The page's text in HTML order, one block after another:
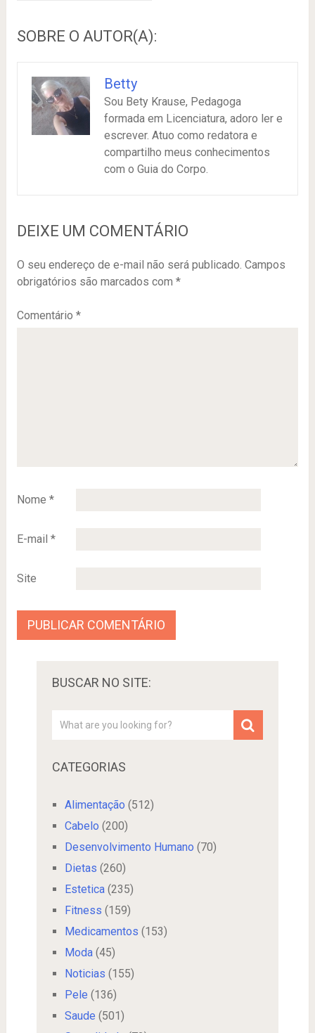
SOBRE O AUTOR(A):
Betty
Sou Bety Krause, Pedagoga
formada em Licenciatura, adoro ler e
escrever. Atuo como redatora e
compartilho meus conhecimentos
com o Guia do Corpo.
DEIXE UM COMENTÁRIO
O seu endereço de e-mail não será publicado. Campos
obrigatórios são marcados com *
Comentário *
Nome *
E-mail *
Site
BUSCAR NO SITE:
CATEGORIAS
Alimentação (512)
Cabelo (200)
Desenvolvimento Humano (70)
Dietas (260)
Estetica(235)
Fitness (159)
Medicamentos (153)
Moda(45)
Noticias (155)
Pele (136)
Saude (501)